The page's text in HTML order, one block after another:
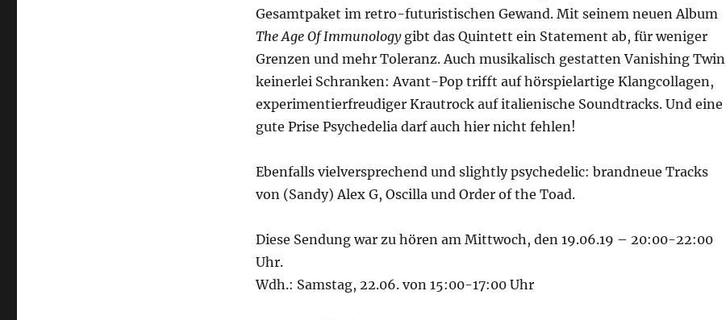
Gesamtpaket im retro-futuristischen Gewand. Mit seinem neuen Album
The Age Of Immunologygibt das Quintett ein Statement ab, für weniger
Grenzen und mehr Toleranz. Auch musikalisch gestatten Vanishing Twin
keinerlei Schranken: Avant-Pop trifft auf hörspielartige Klangcollagen,
experimentierfreudiger Krautrock auf italienische Soundtracks. Und eine
gute Prise Psychedelia darf auch hier nicht fehlen!
Ebenfalls vielversprechend und slightly psychedelic: brandneue Tracks
von (Sandy) Alex G, Oscilla und Order of the Toad.
Diese Sendung war zu hören am Mittwoch, den 19.06.19 – 20:00-22:00
Uhr.
Wdh.: Samstag, 22.06. von 15:00-17:00 Uhr